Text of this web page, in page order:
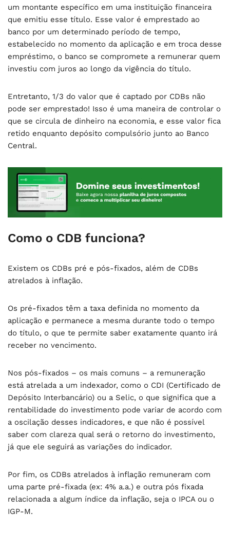
um montante específico em uma instituição financeira
que emitiu esse título. Esse valor é emprestado ao
banco por um determinado período de tempo,
estabelecido no momento da aplicação e em troca desse
empréstimo, o banco se compromete a remunerar quem
investiu com juros ao longo da vigência do título.
Entretanto, 1/3 do valor que é captado por CDBs não
pode ser emprestado! Isso é uma maneira de controlar o
que se circula de dinheiro na economia, e esse valor fica
retido enquanto depósito compulsório junto ao Banco
Central.
Como o CDB funciona?
Existem os CDBs pré e pós-fixados, além de CDBs
atrelados à inflação.
Os pré-fixados têm a taxa definida no momento da
aplicação e permanece a mesma durante todo o tempo
do título, o que te permite saber exatamente quanto irá
receber no vencimento.
Nos pós-fixados – os mais comuns – a remuneração
está atrelada a um indexador, como o CDI (Certificado de
Depósito Interbancário) ou a Selic, o que significa que a
rentabilidade do investimento pode variar de acordo com
a oscilação desses indicadores, e que não é possível
saber com clareza qual será o retorno do investimento,
já que ele seguirá as variações do indicador.
Por fim, os CDBs atrelados à inflação remuneram com
uma parte pré-fixada (ex: 4% a.a.) e outra pós fixada
relacionada a algum índice da inflação, seja o IPCA ou o
IGP-M.